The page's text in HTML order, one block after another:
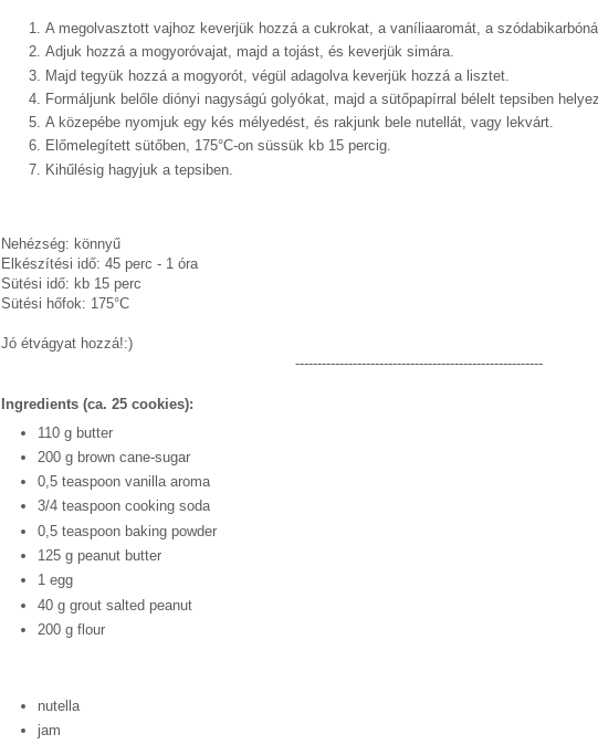
A megolvasztott vajhoz keverjük hozzá a cukrokat, a vaníliaaromát, a
Adjuk hozzá a mogyoróvajat, majd a tojást, és keverjük simára.
Majd tegyük hozzá a mogyorót, végül adagolva keverjük hozzá a lisztet.
Formáljunk belőle diónyi nagyságú golyókat, majd a sütőpapírral bélelt tepsiben
A közepébe nyomjuk egy kés mélyedést, és rakjunk bele nutellát, vagy lekvárt.
Előmelegített sütőben, 175°C-on süssük kb 15 percig.
Kihűlésig hagyjuk a tepsiben.
Nehézség: könnyű
Elkészítési idő: 45 perc - 1 óra
Sütési idő: kb 15 perc
Sütési hőfok: 175°C
Jó étvágyat hozzá!:)
--------------------------------------------------------
Ingredients (ca. 25 cookies):
110 g butter
200 g brown cane-sugar
0,5 teaspoon vanilla aroma
3/4 teaspoon cooking soda
0,5 teaspoon baking powder
125 g peanut butter
1 egg
40 g grout salted peanut
200 g flour
nutella
jam